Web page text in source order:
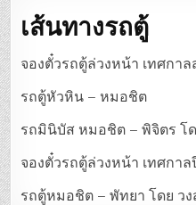
เส้นทางรถตู้
จองตั๋วรถตู้ล่วงหน้า เทศกา
รถตู้หัวหิน – หมอชิต
รถมินิบัส หมอชิต – พิจิตร โ
จองตั๋วรถตู้ล่วงหน้า เทศกา
รถตู้หมอชิต – พัทยา โดย วง